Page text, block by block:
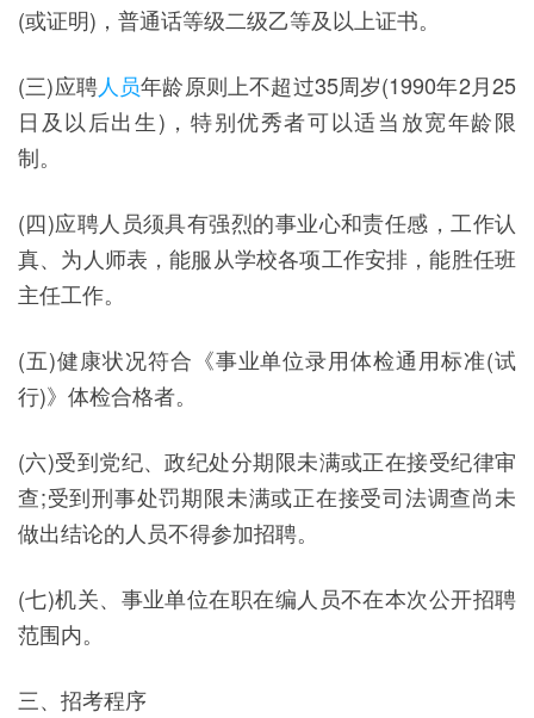
(或证明)，普通话等级二级乙等及以上证书。
(三)应聘人员年龄原则上不超过35周岁(1990年2月25
日及以后出生)，特别优秀者可以适当放宽年龄限
制。
(四)应聘人员须具有强烈的事业心和责任感，工作认
真、为人师表，能服从学校各项工作安排，能胜任班
主任工作。
(五)健康状况符合《事业单位录用体检通用标准(试
行)》体检合格者。
(六)受到党纪、政纪处分期限未满或正在接受纪律审
查;受到刑事处罚期限未满或正在接受司法调查尚未
做出结论的人员不得参加招聘。
(七)机关、事业单位在职在编人员不在本次公开招聘
范围内。
三、招考程序